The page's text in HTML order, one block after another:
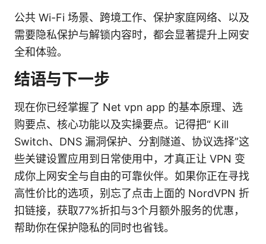
公共 Wi-Fi 场景、跨境工作、保护家庭网络、以及
需要隐私保护与解锁内容时，都会显著提升上网安
全和体验。
结语与下一步
现在你已经掌握了 Net vpn app 的基本原理、选
购要点、核心功能以及实操要点。记得把“ Kill
Switch、DNS 漏洞保护、分割隧道、协议选择”这
些关键设置应用到日常使用中，才真正让 VPN 变
成你上网安全与自由的可靠伙伴。如果你正在寻找
高性价比的选项，别忘了点击上面的 NordVPN 折
扣链接，获取77%折扣与3个月额外服务的优惠，
帮助你在保护隐私的同时也省钱。